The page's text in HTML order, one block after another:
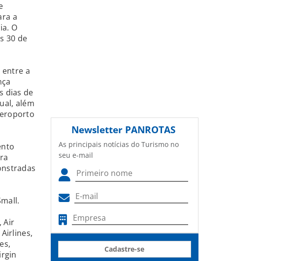
a
O
30 de
entre a
dias de
além
Air
Newsletter PANROTAS
As principais notícias do Turismo no
seu e-mail
Cadastre-se